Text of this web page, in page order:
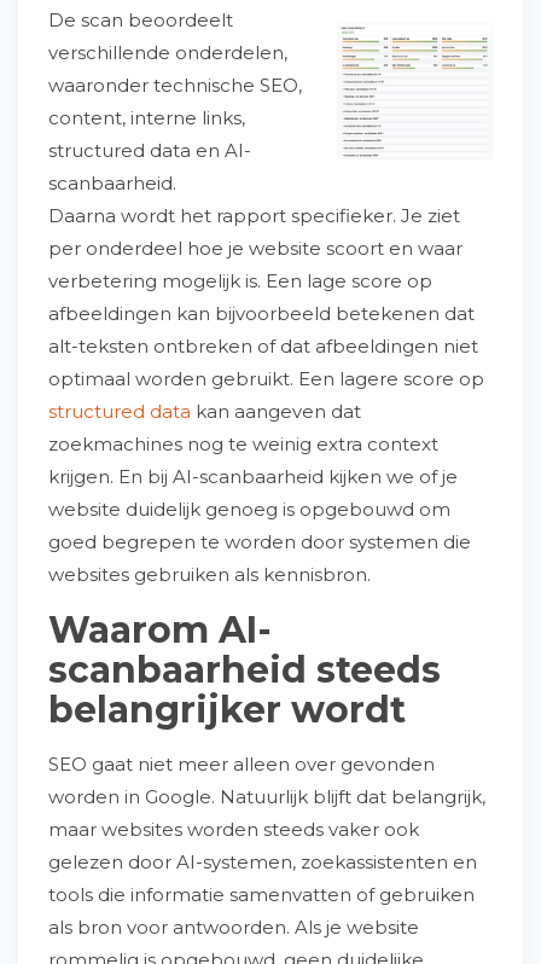
De scan beoordeelt
verschillende onderdelen,
waaronder technische SEO,
content, interne links,
structured data en AI-
scanbaarheid.
Daarna wordt het rapport specifieker. Je ziet
per onderdeel hoe je website scoort en waar
verbetering mogelijk is. Een lage score op
afbeeldingen kan bijvoorbeeld betekenen dat
alt-teksten ontbreken of dat afbeeldingen niet
optimaal worden gebruikt. Een lagere score op
structured data kan aangeven dat
zoekmachines nog te weinig extra context
krijgen. En bij AI-scanbaarheid kijken we of je
website duidelijk genoeg is opgebouwd om
goed begrepen te worden door systemen die
websites gebruiken als kennisbron.
Waarom AI-
scanbaarheid steeds
belangrijker wordt
SEO gaat niet meer alleen over gevonden
worden in Google. Natuurlijk blijft dat belangrijk,
maar websites worden steeds vaker ook
gelezen door AI-systemen, zoekassistenten en
tools die informatie samenvatten of gebruiken
als bron voor antwoorden. Als je website